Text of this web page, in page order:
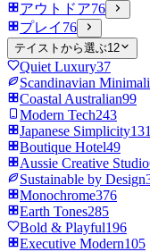
アウトドア76
プレイ 76
テイストから選ぶ12
Quiet Luxury37
Scandinavian
Coastal Australian99
Modern Tech243
Japanese Simplicity131
Boutique Hotel49
Aussie Creative Studio
Sustainable by Design
Monochrome376
Earth Tones285
Bold & Playful196
Executive Modern105